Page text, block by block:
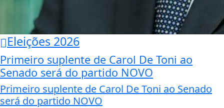
Eleições 2026
Primeiro suplente de Carol De Toni ao
Senado será do partido NOVO
Primeiro suplente de Carol De Toni ao Senado
será do partido NOVO